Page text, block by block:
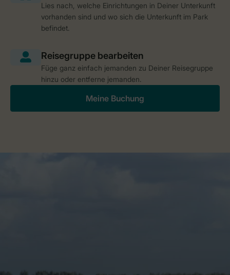
Lies nach, welche Einrichtungen in Deiner Unterkunft
vorhanden sind und wo sich die Unterkunft im Park
befindet.
Füge ganz einfach jemanden zu Deiner Reisegruppe
hinzu oder entferne jemanden.
Meine Buchung